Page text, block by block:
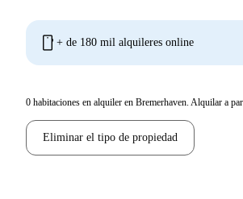
mobile + de 180 mil alquileres online
0 habitaciones en alquiler en Bremerhaven. Alquilar a
Eliminar el tipo de propiedad